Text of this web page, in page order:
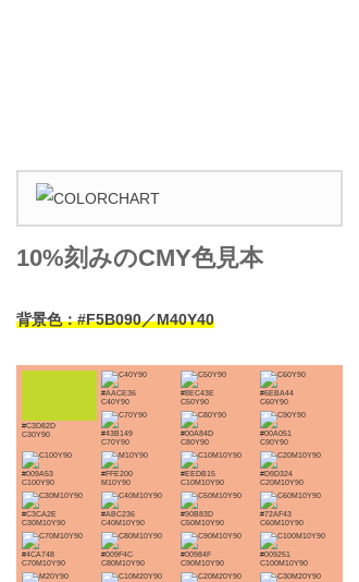
10%刻みのCMY色見本
背景色：#F5B090／M40Y40
#C3D82D
C30Y90
#AACE36
C40Y90
#8EC43E
C50Y90
#6EBA44
C60Y90
#43B149
C70Y90
#00A84D
C80Y90
#00A051
C90Y90
#009A53
C100Y90
#FFE200
M10Y90
#EEDB15
C10M10Y90
#D9D324
C20M10Y90
#C3CA2E
C30M10Y90
#ABC236
C40M10Y90
#90B83D
C50M10Y90
#72AF43
C60M10Y90
#4CA748
C70M10Y90
#009F4C
C80M10Y90
#00984F
C90M10Y90
#009251
C100M10Y90